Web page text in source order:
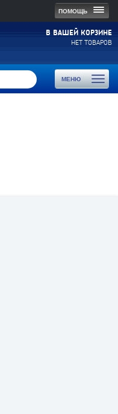
ПОМОЩЬ
В ВАШЕЙ КОРЗИНЕ
НЕТ ТОВАРОВ
МЕНЮ
Toggle